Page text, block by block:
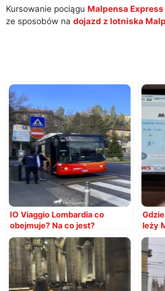
Kursowanie pociągu Malpensa Express
ze sposobów na dojazd z lotniska
IO Viaggio Lombardia co
obejmuje? Na co jest?
leży